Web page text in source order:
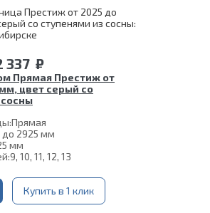
металлокаркас):25 лет
337 ₽
Прямая Престиж от
цвет серый со
Прямая
до 2925 мм
мм
9, 10, 11, 12, 13
300 мм
900 мм
Купить в 1 клик